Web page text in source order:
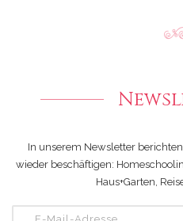
In unserem Newsletter
wieder beschäftigen:
Haus+Garten,